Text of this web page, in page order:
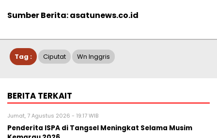
Sumber Berita: asatunews.co.id
Tag : Ciputat Wn Inggris
BERITA TERKAIT
Jumat, 7 Agustus 2026 - 19:17 WIB
Penderita ISPA di Tangsel Meningkat Selama Musim